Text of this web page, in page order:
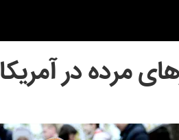
مرده در آمریکا